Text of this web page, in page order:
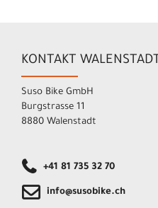
KONTAKT WALENSTADT
Suso Bike GmbH
Burgstrasse 11
8880 Walenstadt
+41 81 735 32 70
info@susobike.ch